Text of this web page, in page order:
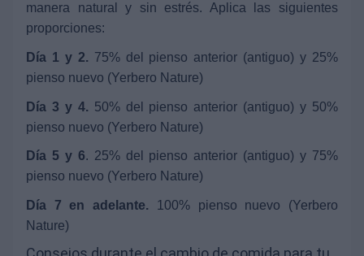
manera natural y sin estrés. Aplica las siguientes
proporciones:
Día 1 y 2. 75% del pienso anterior (antiguo) y 25%
pienso nuevo (Yerbero Nature)
Día 3 y 4. 50% del pienso anterior (antiguo) y 50%
pienso nuevo (Yerbero Nature)
Día 5 y 6. 25% del pienso anterior (antiguo) y 75%
pienso nuevo (Yerbero Nature)
Día 7 en adelante. 100% pienso nuevo (Yerbero
Nature)